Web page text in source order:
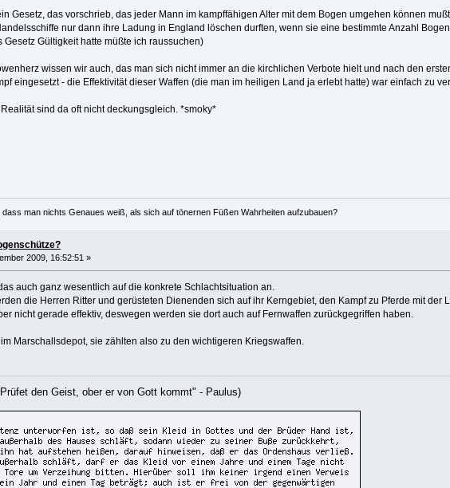
Gesetz, das vorschrieb, das jeder Mann im kampffähigen Alter mit dem Bogen umgehen können
nur dann ihre Ladung in England löschen durften, wenn sie eine bestimmte Anzahl
Gültigkeit hatte müßte ich raussuchen)
wissen wir auch, das man sich nicht immer an die kirchlichen Verbote hielt und nach den
eingesetzt - die Effektivität dieser Waffen (die man im heiligen Land ja erlebt hatte) war einfach zu
sind da oft nicht deckungsgleich. *smoky*
man nichts Genaues weiß, als sich auf tönernen Füßen Wahrheiten aufzubauen?
2009, 16:52:51 »
auch ganz wesentlich auf die konkrete Schlachtsituation an.
die Herren Ritter und gerüsteten Dienenden sich auf ihr Kerngebiet, den Kampf zu Pferde mit der
nicht gerade effektiv, deswegen werden sie dort auch auf Fernwaffen zurückgegriffen haben.
Marschallsdepot, sie zählten also zu den wichtigeren Kriegswaffen.
den Geist, ober er von Gott kommt" - Paulus)